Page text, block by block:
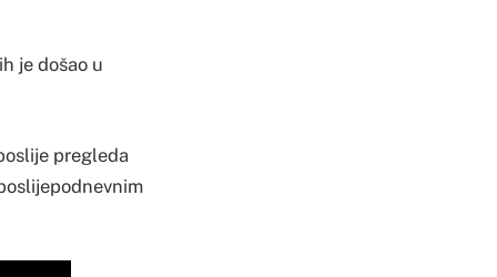
je došao u
pregleda